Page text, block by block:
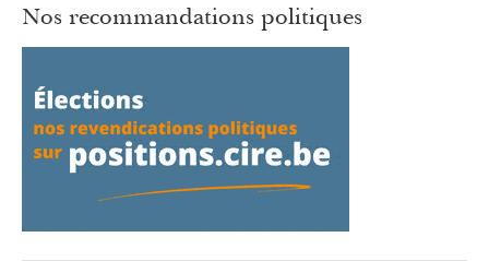
Nos recommandations politiques